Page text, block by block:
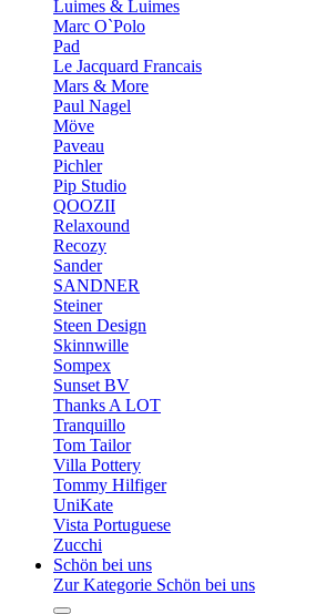
Luimes & Luimes
Marc O`Polo
Pad
Le Jacquard Francais
Mars & More
Paul Nagel
Möve
Paveau
Pichler
Pip Studio
QOOZII
Relaxound
Recozy
Sander
SANDNER
Steiner
Steen Design
Skinnwille
Sompex
Sunset BV
Thanks A LOT
Tranquillo
Tom Tailor
Villa Pottery
Tommy Hilfiger
UniKate
Vista Portuguese
Zucchi
Schön bei uns
Zur Kategorie Schön bei uns